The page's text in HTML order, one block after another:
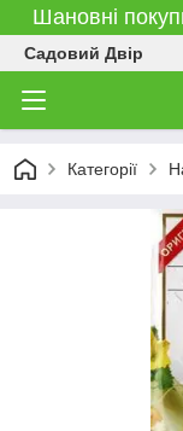
Шановні
Садовий Двір
Категорії